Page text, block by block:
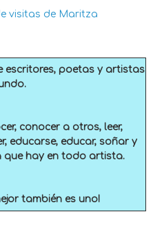
visitas de Maritza
escritores, poetas y artistas
conocer a otros, leer,
educarse, educar, soñar y
que hay en todo artista.
también es uno!